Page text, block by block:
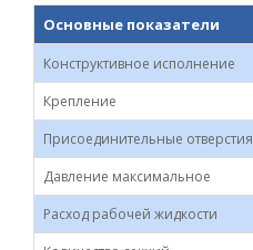
Основные показатели
Конструктивное исполнение
Крепление
Присоединительные отверстия
Давление максимальное
Расход рабочей жидкости